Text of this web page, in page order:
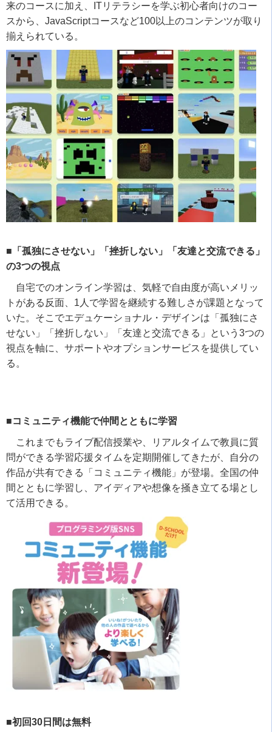
来のコースに加え、
ITリテラシーを学ぶ初心者向けのコー
スから、 JavaScriptコースなど100以上のコンテンツが取り
揃えられている。
■「孤独にさせない」「挫折しない」「友達と交流できる」
の3つの視点
自宅でのオンライン学習は、気軽で自由度が高いメリッ
トがある反面、 1 人で学習を継続する難しさが課題となって
いた。そこでエデュケーショナル・デザインは「孤独にさ
せない」「挫折しない」「友達と交流できる」という 3つの
視点を軸に、サポートやオプションサービスを提供してい
る。
■コミュニティ機能で仲間とともに学習
これまでもライブ配信授業や、リアルタイムで教員に質
問ができる学習応援タイムを定期開催してきたが、自分の
作品が共有できる「コミュニティ機能」が登場。全国の仲
間とともに学習し、アイディアや想像を掻き立てる場とし
て活用できる。
■初回30日間は無料